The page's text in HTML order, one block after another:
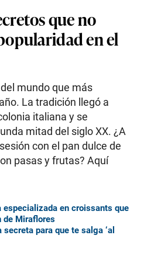
que no
en el
mundo que más
La tradición llegó a
italiana y se
mitad del siglo XX. ¿A
con el pan dulce de
pasas y frutas? Aquí
en croissants que
de Miraflores
para que te salga ‘al